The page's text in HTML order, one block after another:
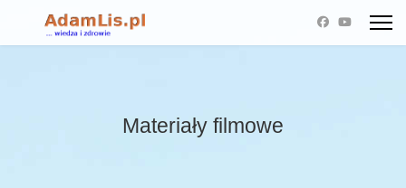
Materiały filmowe